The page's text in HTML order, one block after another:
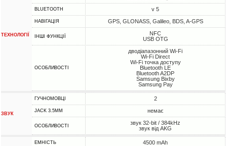
ТЕХНОЛОГІЇ
BLUETOOTH v 5
НАВІГАЦІЯ GPS, GLONASS, Galileo, BDS, A-GPS
ІНШІ ФУНКЦІЇ
NFC
USB OTG
ОСОБЛИВОСТІ
дводіапазонний Wi-Fi
Wi-Fi Direct
Wi-Fi точка доступу
Bluetooth LE
Bluetooth A2DP
Samsung Bixby
Samsung Pay
ЗВУК
ГУЧНОМОВЦІ 2
JACK 3.5MM немає
ОСОБЛИВОСТІ
звук 32-bit / 384kHz
звук від AKG
ЕМНІСТЬ 4500 mAh